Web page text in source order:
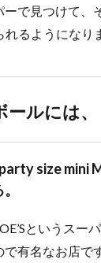
で見つけて、
るようになり
ルには、
size mini
というス
有名なお店で